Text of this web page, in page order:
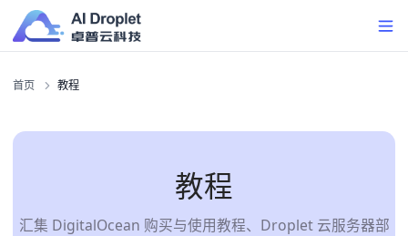
首页 教程
教程
汇集 DigitalOcean 购买与使用教程、Droplet 云服务器部